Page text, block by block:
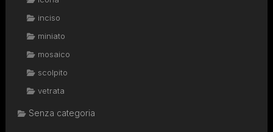
inciso
miniato
mosaico
scolpito
vetrata
Senza categoria